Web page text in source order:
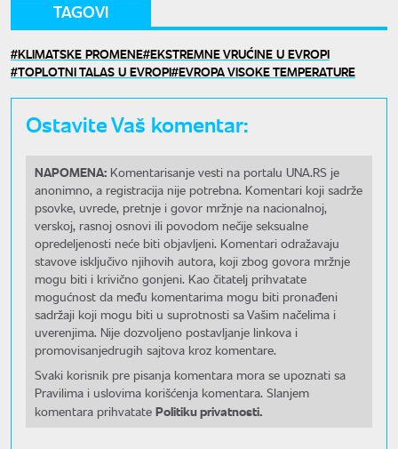
TAGOVI
KLIMATSKE PROMENE EKSTREMNE VRUĆINE U EVROPI
TOPLOTNI TALAS U EVROPI EVROPA VISOKE TEMPERATURE
Ostavite Vaš komentar:
NAPOMENA: Komentarisanje vesti na portalu UNA.RS je
anonimno, a registracija nije potrebna. Komentari koji sadrže
psovke, uvrede, pretnje i govor mržnje na nacionalnoj,
verskoj, rasnoj osnovi ili povodom nečije seksualne
opredeljenosti neće biti objavljeni. Komentari odražavaju
stavove isključivo njihovih autora, koji zbog govora mržnje
mogu biti i krivično gonjeni. Kao čitatelj prihvatate
mogućnost da među komentarima mogu biti pronađeni
sadržaji koji mogu biti u suprotnosti sa Vašim načelima i
uverenjima. Nije dozvoljeno postavljanje linkova i
promovisanjedrugih sajtova kroz komentare.
Svaki korisnik pre pisanja komentara mora se upoznati sa
Pravilima i uslovima korišćenja komentara. Slanjem
komentara prihvatate Politiku privatnosti.